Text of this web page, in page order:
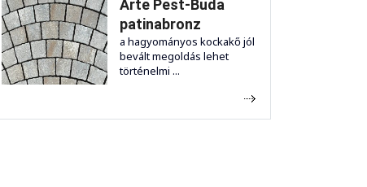
Arte Pest-Buda
patinabronz
a hagyományos kockakő jól
bevált megoldás lehet
történelmi ...